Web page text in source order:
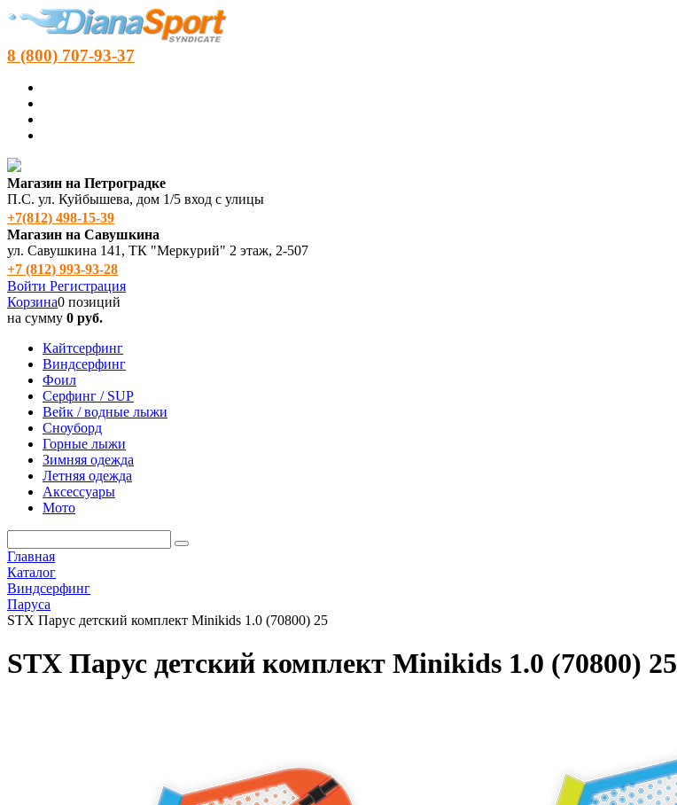
8 (800) 707-93-37
Магазин на Петроградке
П.С. ул. Куйбышева, дом 1/5 вход с улицы
+7(812) 498‑15-39
Магазин на Савушкина
ул. Савушкина 141, ТК "Меркурий" 2 этаж, 2-507
+7 (812) 993-93-28
Войти Регистрация
Корзина0 позиций
на сумму 0 руб.
Кайтсерфинг
Виндсерфинг
Фоил
Серфинг / SUP
Вейк / водные лыжи
Сноуборд
Горные лыжи
Зимняя одежда
Летняя одежда
Аксессуары
Мото
Главная
Каталог
Виндсерфинг
Паруса
STX Парус детcкий комплект Minikids 1.0 (70800) 25
STX Парус детcкий комплект Minikids 1.0 (70800) 25